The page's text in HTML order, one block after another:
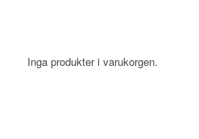
Inga produkter i varukorgen.